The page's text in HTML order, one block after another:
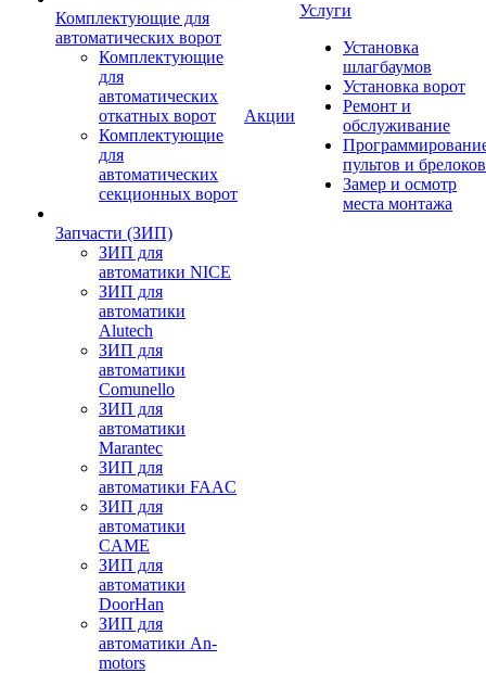
Комплектующие для
автоматических ворот
Комплектующие
для
автоматических
откатных ворот
Комплектующие
для
автоматических
секционных ворот
Запчасти (ЗИП)
ЗИП для
автоматики NICE
ЗИП для
автоматики
Alutech
ЗИП для
автоматики
Comunello
ЗИП для
автоматики
Marantec
ЗИП для
автоматики FAAC
ЗИП для
автоматики
CAME
ЗИП для
автоматики
DoorHan
ЗИП для
автоматики An-
motors
Акции
Услуги
Установка
шлагбаумов
Установка ворот
Ремонт и
обслуживание
пультов и брелоков
Замер и осмотр
места монтажа